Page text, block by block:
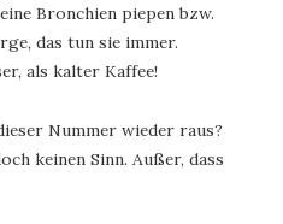
Bronchien piepen bzw.
das tun sie immer.
als kalter Kaffee!
Nummer wieder raus?
keinen Sinn. Außer, dass